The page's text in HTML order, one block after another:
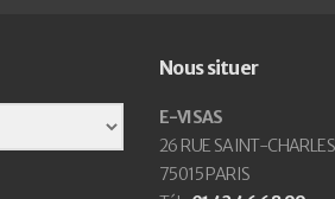
Nous situer
E-VISAS
26 RUE SAINT-CHARLES
75015 PARIS